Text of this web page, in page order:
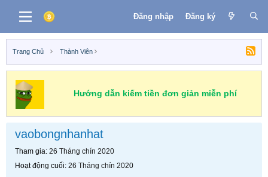
Đăng nhập Đăng ký
Trang Chủ Thành Viên
Hướng dẫn kiếm tiền đơn giản miễn phí
vaobongnhanhat
Tham gia 26 Tháng chín 2020
Hoạt động cuối 26 Tháng chín 2020